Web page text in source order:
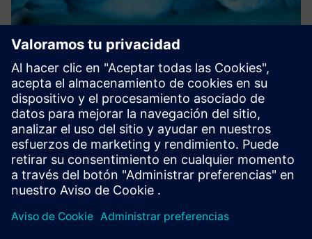
Surgical Room Efficiency (SRE)
Una solución de software finalizada para mejorar la
eficiencia y la seguridad en entornos de salas quirúrgicas,
aumentando también la seguridad de los pacientes y del
personal clínico
Más información